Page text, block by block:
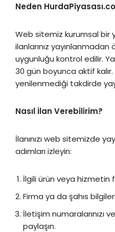
Neden
Web sitemiz kurumsal bir
ilanlarınız
uygunluğu kontrol edilir.
30 gün boyunca aktif
yenilenmediği takdirde
Nasıl İlan Verebilirim?
İlanınızı web sitemizde
adımları izleyin:
İlgili ürün veya hizmetin
Firma ya da şahıs
İletişim numaralarınızı
paylaşın.